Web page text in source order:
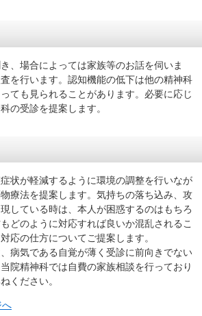
、場合によっては家族等のお話を伺いま
を行います。認知機能の低下は他の精神科
ても見られることがあります。必要に応じ
の受診を提案します。
状が軽減するように環境の調整を行いなが
療法を提案します。気持ちの落ち込み、攻
している時は、本人が困惑するのはもちろ
どのように対応すれば良いか混乱されるこ
応の仕方についてご提案します。
病気である自覚が薄く受診に前向きでない
院精神科では自費の家族相談を行っており
ください。